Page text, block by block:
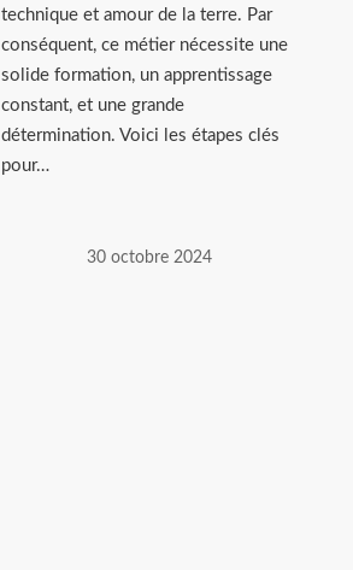
technique et amour de la terre. Par
conséquent, ce métier nécessite une
solide formation, un apprentissage
constant, et une grande
détermination. Voici les étapes clés
pour…
30 octobre 2024